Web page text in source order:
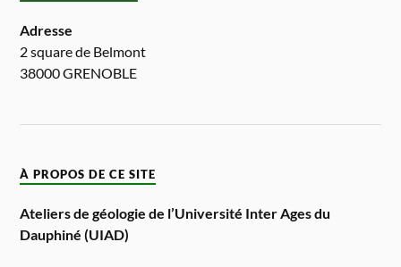
Adresse
2 square de Belmont
38000 GRENOBLE
À PROPOS DE CE SITE
Ateliers de géologie de l’Université Inter Ages du
Dauphiné (UIAD)